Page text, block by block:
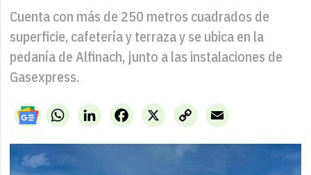
Cuenta con más de 250 metros cuadrados de
superficie, cafetería y terraza y se ubica en la
pedanía de Alfinach, junto a las instalaciones de
Gasexpress.
WhatsAppLinkedIn X
Facebook
Copy
Link
Email